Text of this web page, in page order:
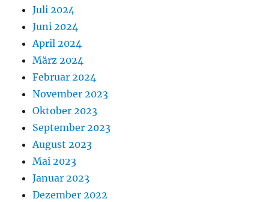
Juli 2024
Juni 2024
April 2024
März 2024
Februar 2024
November 2023
Oktober 2023
September 2023
August 2023
Mai 2023
Januar 2023
Dezember 2022